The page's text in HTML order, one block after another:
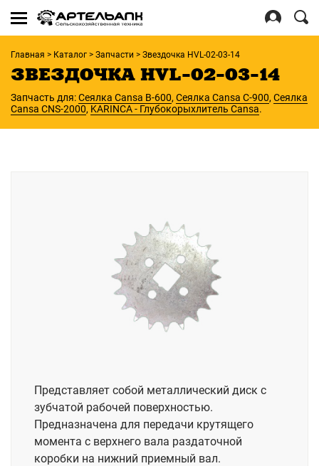
for:
Регистрация
Главная > Каталог > Запчасти > Звездочка HVL-02-03-14
ЗВЕЗДОЧКА HVL-02-03-14
Запчасть для:Сеялка Cansa B-600, Сеялка Cansa C-900, Сеялка
Cansa CNS-2000, KARINCA - Глубокорыхлитель Cansa.
Представляет собой металлический диск с
зубчатой рабочей поверхностью.
Предназначена для передачи крутящего
момента с верхнего вала раздаточной
коробки на нижний приемный вал.